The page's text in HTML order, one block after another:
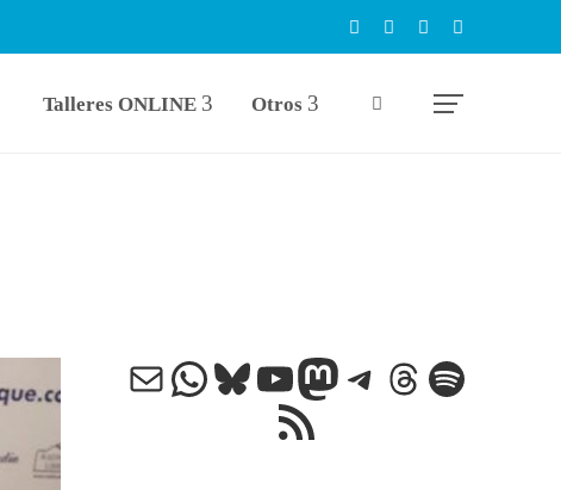
Talleres ONLINE Otros
Correo electrónico
WhatsApp
Bluesky
YouTube
Mastodon
Telegram
Threads
Spotify
Feed RSS